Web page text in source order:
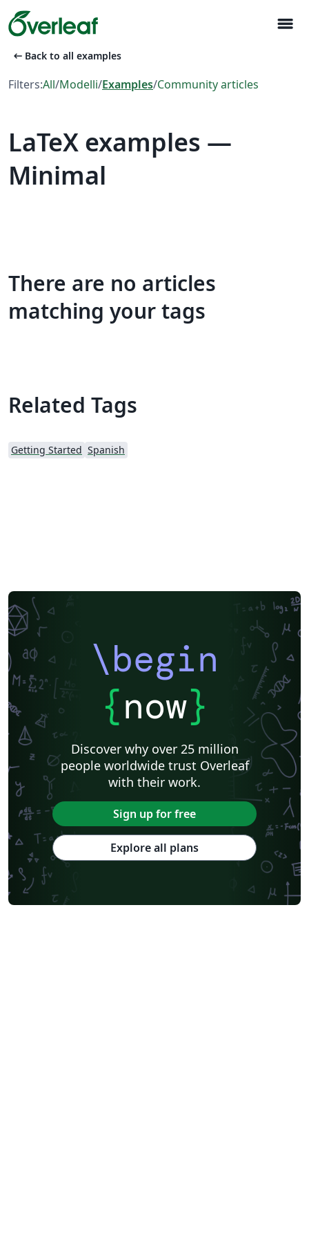
menu
arrow_left_alt Back to all examples
Filters:All/Modelli/Examples/Community articles
LaTeX examples —
Minimal
There are no articles
matching your tags
Related Tags
Getting Started Spanish
\begin
{now}
Discover why over 25 million
people worldwide trust Overleaf
with their work.
Sign up for free
Explore all plans